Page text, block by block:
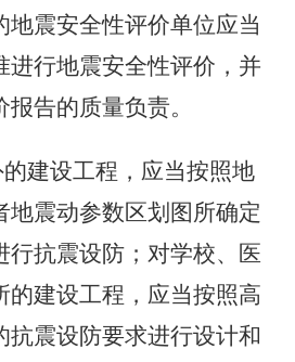
地震安全性评价单位应当
进行地震安全性评价，并
告的质量负责。
建设工程，应当按照地
地震动参数区划图所确定
行抗震设防；对学校、医
的建设工程，应当按照高
抗震设防要求进行设计和